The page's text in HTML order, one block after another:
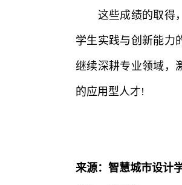
这些成绩的取得，
学生实践与创新能力
继续深耕专业领域，
的应用型人才!
来源：智慧城市设计